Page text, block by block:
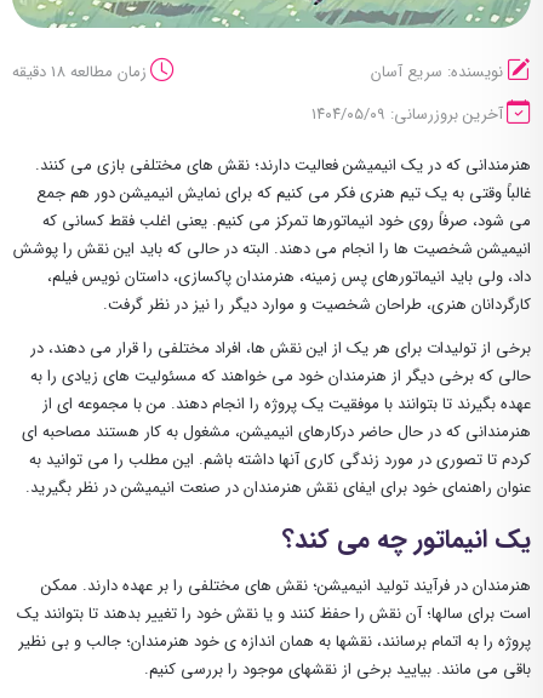
نویسنده: سریع آسان
زمان مطالعه 18 دقیقه
آخرین بروزرسانی: ۱۴۰۴/۰۵/۰۹
هنرمندانی که در یک انیمیشن فعالیت دارند؛ نقش های مختلفی بازی می کنند.
غالباً وقتی به یک تیم هنری فکر می کنیم که برای نمایش انیمیشن دور هم جمع
می شود، صرفاً روی خود انیماتورها تمرکز می کنیم. یعنی اغلب فقط کسانی که
انیمیشن شخصیت ها را انجام می دهند. البته در حالی که باید این نقش را پوشش
داد، ولی باید انیماتورهای پس زمینه، هنرمندان پاکسازی، داستان نویس فیلم،
کارگردانان هنری، طراحان شخصیت و موارد دیگر را نیز در نظر گرفت.
برخی از تولیدات برای هر یک از این نقش ها، افراد مختلفی را قرار می دهند، در
حالی که برخی دیگر از هنرمندان خود می خواهند که مسئولیت های زیادی را به
عهده بگیرند تا بتوانند با موفقیت یک پروژه را انجام دهند. من با مجموعه ای از
هنرمندانی که در حال حاضر درکارهای انیمیشن، مشغول به کار هستند مصاحبه ای
کردم تا تصوری در مورد زندگی کاری آنها داشته باشم. این مطلب را می توانید به
عنوان راهنمای خود برای ایفای نقش هنرمندان در صنعت انیمیشن در نظر بگیرید.
یک انیماتور چه می کند؟
هنرمندان در فرآیند تولید انیمیشن؛ نقش های مختلفی را بر عهده دارند. ممکن
است برای سالها؛ آن نقش را حفظ کنند و یا نقش خود را تغییر بدهند تا بتوانند یک
پروژه را به اتمام برسانند، نقشها به همان اندازه ی خود هنرمندان؛ جالب و بی نظیر
باقی می مانند. بیایید برخی از نقشهای موجود را بررسی کنیم.